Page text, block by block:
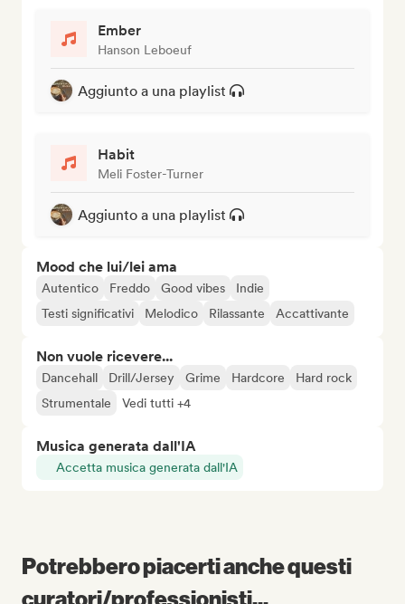
Ember
Hanson Leboeuf
Aggiunto a una playlist
Habit
Meli Foster-Turner
Aggiunto a una playlist
Mood che lui/lei ama
Autentico Freddo Good vibes
Indie
Testi significativi
Melodico Rilassante Accattivante
Non vuole ricevere...
Dancehall Drill/Jersey Grime Hardcore
Hard rock
Strumentale
Vedi tutti +4
Musica generata dall'IA
Accetta musica generata dall'IA
Potrebbero piacerti anche questi
curatori/professionisti...